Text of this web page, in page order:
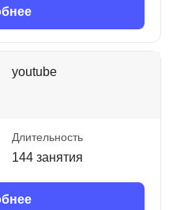
youtube
Длительность
144 занятия